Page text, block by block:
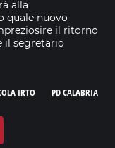
alla
quale nuovo
il ritorno
il segretario
PD CALABRIA
IRTO